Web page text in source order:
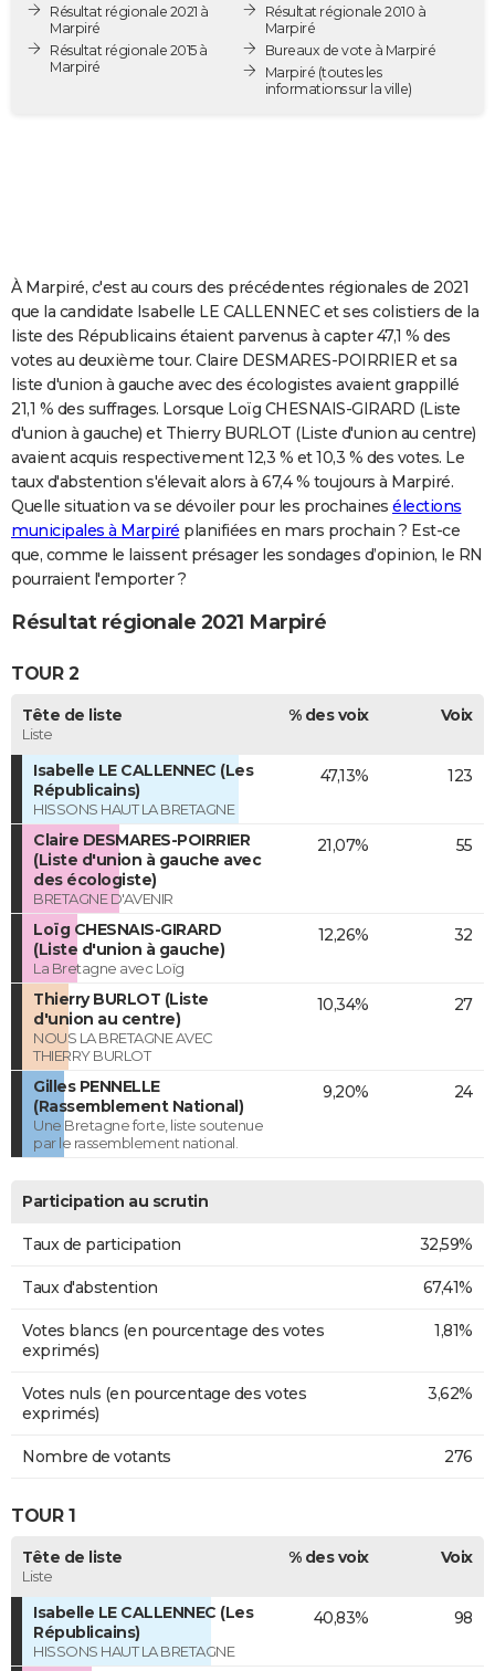
Destinations
City break
Voyage nature
Voyage de noces
Forum
PHOTO
GUIDES D'ACHAT
COPAINS D'AVANT
S'inscrire
Se connecter
Lycées
Collèges
Primaires
Universités
Entreprises
Service militaire
Avis de recherche
AVIS DE DÉCÈS
FORUM
Bricolage
Lifestyle
Culture
Sport
Auto
Television
Voyage
Cinema
Résultat régionale 2021 à
Marpiré
Résultat régionale 2015 à
Marpiré
Résultat régionale 2010 à
Marpiré
Bureaux de vote à Marpiré
Marpiré (toutes les
informations sur la ville)
À Marpiré, c'est au cours des précédentes régionales de 2021
que la candidate Isabelle LE CALLENNEC et ses colistiers de la
liste des Républicains étaient parvenus à capter 47,1 % des
votes au deuxième tour. Claire DESMARES-POIRRIER et sa
liste d'union à gauche avec des écologistes avaient grappillé
21,1 % des suffrages. Lorsque Loïg CHESNAIS-GIRARD (Liste
d'union à gauche) et Thierry BURLOT (Liste d'union au centre)
avaient acquis respectivement 12,3 % et 10,3 % des votes. Le
taux d'abstention s'élevait alors à 67,4 % toujours à Marpiré.
Quelle situation va se dévoiler pour les prochaines élections
municipales à Marpiré planifiées en mars prochain ? Est-ce
que, comme le laissent présager les sondages d’opinion, le RN
pourraient l'emporter ?
Résultat régionale 2021 Marpiré
TOUR 2
Tête de liste
Liste
% des voix Voix
Isabelle LE CALLENNEC (Les
Républicains)
HISSONS HAUT LA BRETAGNE
47,13% 123
Claire DESMARES-POIRRIER
(Liste d'union à gauche avec
des écologiste)
BRETAGNE D'AVENIR
21,07% 55
Loïg CHESNAIS-GIRARD
(Liste d'union à gauche)
La Bretagne avec Loïg
12,26% 32
Thierry BURLOT (Liste
d'union au centre)
NOUS LA BRETAGNE AVEC
THIERRY BURLOT
10,34% 27
Gilles PENNELLE
(Rassemblement National)
Une Bretagne forte, liste soutenue
par le rassemblement national.
9,20% 24
Participation au scrutin
Taux de participation 32,59%
Taux d'abstention 67,41%
Votes blancs (en pourcentage des votes
exprimés)
1,81%
Votes nuls (en pourcentage des votes
exprimés)
3,62%
Nombre de votants 276
TOUR 1
Tête de liste
Liste
% des voix Voix
Isabelle LE CALLENNEC (Les
Républicains)
HISSONS HAUT LA BRETAGNE
40,83% 98